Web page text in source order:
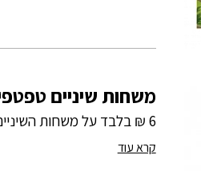
משחות שיניים
6 ₪ בלבד על משחות השיניים מסדרת טפטפים
קרא עוד